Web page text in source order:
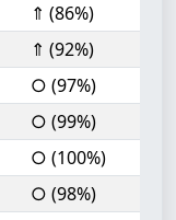
⇑ (86%)
⇑ (92%)
○ (97%)
○ (99%)
○ (100%)
○ (98%)